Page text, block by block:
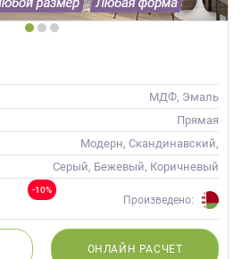
МДФ, Эмаль
Прямая
Модерн, Скандинавский,
Современные
Серый, Бежевый, Коричневый
-10%
Произведено:
ОНЛАЙН РАСЧЕТ